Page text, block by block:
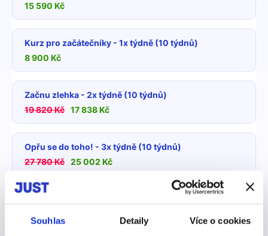
Souhlas Detaily Více o cookies
15 590 Kč
Kurz pro začátečníky - 1x týdně (10 týdnů)
8 900 Kč
Začnu zlehka - 2x týdně (10 týdnů)
19 820 Kč 17 838 Kč
Opřu se do toho! - 3x týdně (10 týdnů)
27 780 Kč 25 002 Kč